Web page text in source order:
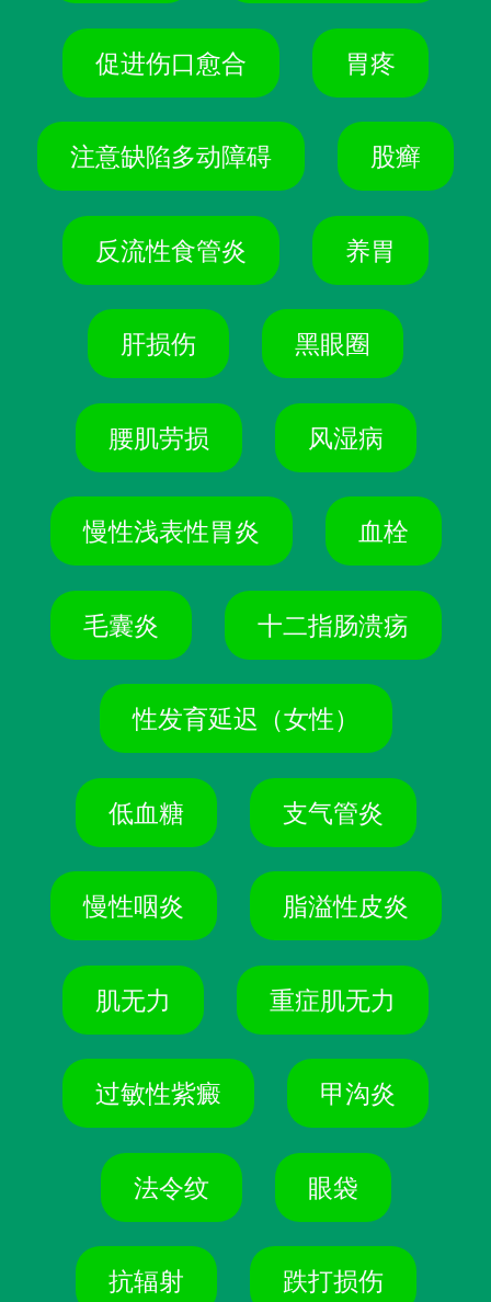
促进伤口愈合 胃疼
注意缺陷多动障碍 股癣
反流性食管炎 养胃
肝损伤 黑眼圈
腰肌劳损 风湿病
慢性浅表性胃炎 血栓
毛囊炎 十二指肠溃疡
性发育延迟（女性）
低血糖 支气管炎
慢性咽炎 脂溢性皮炎
肌无力 重症肌无力
过敏性紫癜 甲沟炎
法令纹 眼袋
抗辐射 跌打损伤